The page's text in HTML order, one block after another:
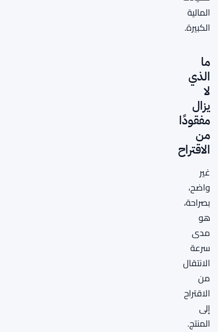
المالية
الكبيرة.
ما
الذي
لا
يزال
مفقودًا
من
الاقتراح
غير
واضح،
بصراحة،
هو
مدى
سرعة
الانتقال
من
الاقتراح
إلى
المنتج.